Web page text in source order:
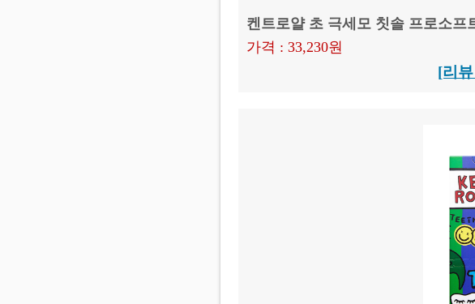
켄트로얄 초 극세모 칫솔 프로소프
가격 : 33,230원
[리